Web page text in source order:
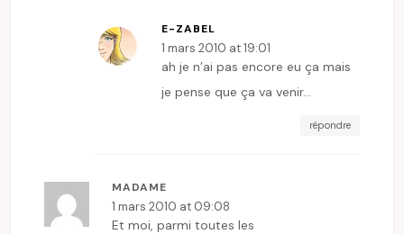
E-ZABEL
1 mars 2010 at 19:01
ah je n’ai pas encore eu ça mais
je pense que ça va venir…
répondre
MADAME
1 mars 2010 at 09:08
Et moi, parmi toutes les